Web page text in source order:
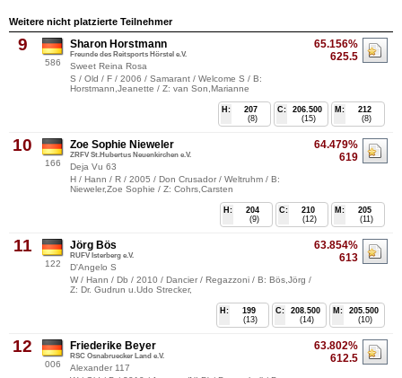
Weitere nicht platzierte Teilnehmer
9
586
65.156%
625.5
Sharon Horstmann
Freunde des Reitsports Hörstel e.V.
Sweet Reina Rosa
S / Old / F / 2006 / Samarant / Welcome S / B:
Horstmann,Jeanette / Z: van Son,Marianne
M:
212
(8)
C:
206.500
(15)
H:
207
(8)
10
166
64.479%
619
Zoe Sophie Nieweler
ZRFV St.Hubertus Neuenkirchen e.V.
Deja Vu 63
H / Hann / R / 2005 / Don Crusador / Weltruhm / B:
Nieweler,Zoe Sophie / Z: Cohrs,Carsten
M:
205
(11)
C:
210
(12)
H:
204
(9)
11
122
63.854%
613
Jörg Bös
RUFV Isterberg e.V.
D'Angelo S
W / Hann / Db / 2010 / Dancier / Regazzoni / B: Bös,Jörg /
Z: Dr. Gudrun u.Udo Strecker,
M:
205.500
(10)
C:
208.500
(14)
H:
199
(13)
12
006
63.802%
612.5
Friederike Beyer
RSC Osnabruecker Land e.V.
Alexander 117